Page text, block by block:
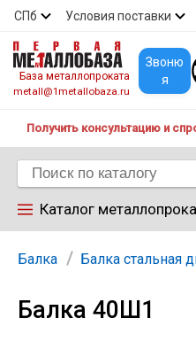
СПб Условия поставки
Скидки Прайс
База металлопроката
metall@1metallobaza.ru
Звоню
я
Получить консультацию и
Каталог
Арматура
Труба
Балка Балка стальная
Балка 40Ш1